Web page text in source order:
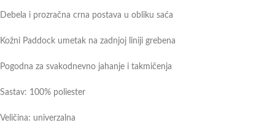
Debela i prozračna crna postava u obliku saća
Kožni Paddock umetak na zadnjoj liniji grebena
Pogodna za svakodnevno jahanje i takmičenja
Sastav: 100% poliester
Veličina: univerzalna